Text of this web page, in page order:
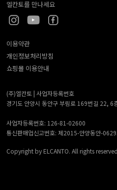
엘칸토를 만나세요
이용약관
개인정보처리방침
쇼핑몰 이용안내
(주)엘칸토 | 사업자등록번호
경기도 안양시 동안구 부림로 169번길 22, 6
사업자등록번호: 126-81-02600
통신판매업신고번호: 제2015-안양동안-
Copyright by ELCANTO. All rights